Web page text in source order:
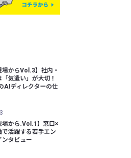
場からVol.3】社内・
気遣い」が大切！
AIディレクターの仕
場から.Vol.1】窓口×
で活躍する若手エン
ンタビュー